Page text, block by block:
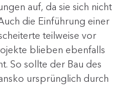
auf, da sie sich nicht
die Einführung einer
teilweise vor
blieben ebenfalls
So sollte der Bau des
ursprünglich durch